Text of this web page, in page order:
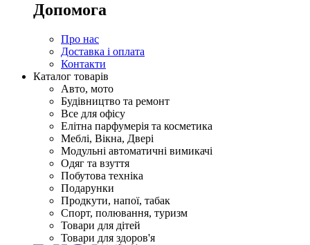
Допомога
Про нас
Доставка і оплата
Контакти
Каталог товарів
Авто, мото
Будівництво та ремонт
Все для офісу
Елітна парфумерія та косметика
Меблі, Вікна, Двері
Модульні автоматичні вимикачі
Одяг та взуття
Побутова техніка
Подарунки
Продкути, напої, табак
Спорт, полювання, туризм
Товари для дітей
Товари для здоров'я